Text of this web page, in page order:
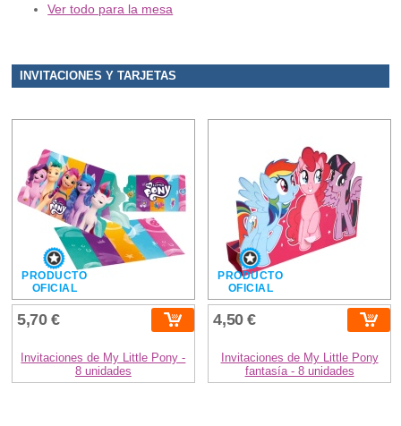
Ver todo para la mesa
INVITACIONES Y TARJETAS
PRODUCTO
OFICIAL
5,70 €
Invitaciones de My Little Pony -
8 unidades
PRODUCTO
OFICIAL
4,50 €
Invitaciones de My Little Pony
fantasía - 8 unidades